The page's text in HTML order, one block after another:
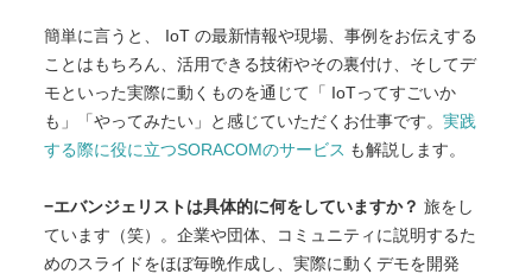
簡単に言うと、 IoT の最新情報や現場、事例をお伝えする
ことはもちろん、活用できる技術やその裏付け、そしてデ
モといった実際に動くものを通じて「 IoTってすごいか
も」「やってみたい」と感じていただくお仕事です。 実践
する際に役に立つSORACOMのサービス も解説します。
−エバンジェリストは具体的に何をしていますか？ 旅をし
ています（笑）。企業や団体、コミュニティに説明するた
めのスライドをほぼ毎晩作成し、実際に動くデモを開発